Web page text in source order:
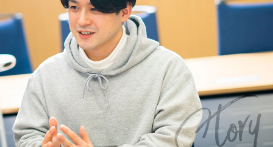
#エンタメ業界のちょっといい話
#サステナブルな取り組み #スタッフが語る
#リクルート